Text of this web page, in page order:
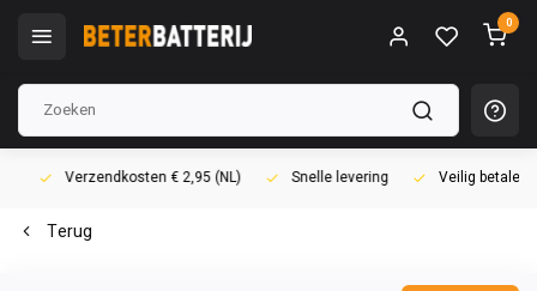
0
Verzendkosten € 2,95 (NL) Snelle levering Veilig betalen
Terug